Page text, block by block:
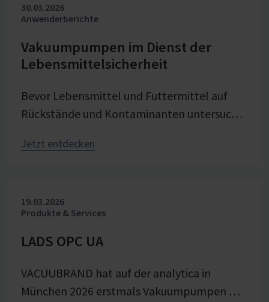
ist Vakuum eine zentrale Stellgröße bei der
Verdampfungskristallisation im
Technikumsmaßstab. Stabile und präzise
Vakuumtechnik von VACUUBRAND trägt
Produktqualität und Energieeffizienz der
Versuche bei – nahtlos integriert in die
des Forschungsbereichs im Unternehmen.
30.03.2026
Anwenderberichte
Vakuumpumpen im Dienst der
Lebensmittelsicherheit
Bevor Lebensmittel und Futtermittel auf
Rückstände und Kontaminanten untersucht
Probenaufarbeitung. Vakuumtechnik spielt
Veterinäruntersuchungsamt (CVUA) Freiburg
zeigt. Im Interview sprechen wir mit
Chemielaborantin Lena Moosmann über ihre
Jetzt entdecken
19.03.2026
Produkte & Services
LADS OPC UA
VACUUBRAND hat auf der analytica in
München 2026 erstmals Vakuumpumpen mit